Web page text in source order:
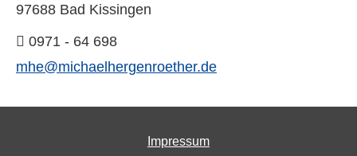
97688 Bad Kissingen
0971 - 64 698
mhe@michaelhergenroether.de
Impressum